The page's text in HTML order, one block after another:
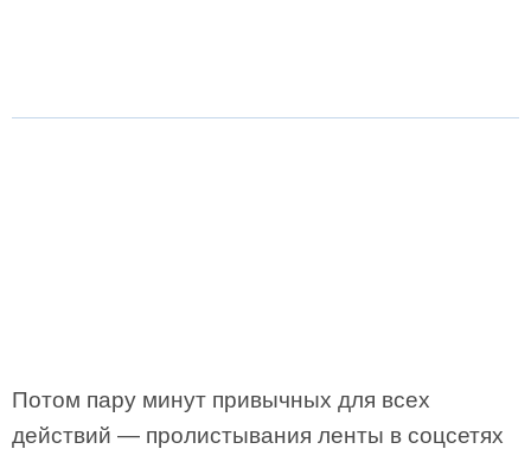
Потом пару минут привычных для всех
действий — пролистывания ленты в соцсетях